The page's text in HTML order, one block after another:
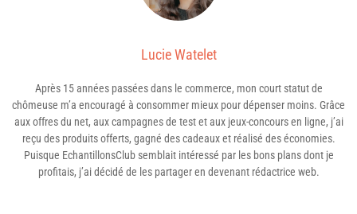
Lucie Watelet
Après 15 années passées dans le commerce, mon court statut de
chômeuse m’a encouragé à consommer mieux pour dépenser moins. Grâce
aux offres du net, aux campagnes de test et aux jeux-concours en ligne, j’ai
reçu des produits offerts, gagné des cadeaux et réalisé des économies.
Puisque EchantillonsClub semblait intéressé par les bons plans dont je
profitais, j’ai décidé de les partager en devenant rédactrice web.